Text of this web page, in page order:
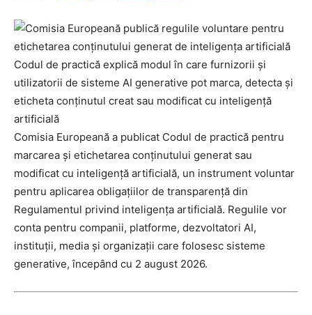
Codul de practică explică modul în care furnizorii și
utilizatorii de sisteme AI generative pot marca, detecta și
eticheta conținutul creat sau modificat cu inteligență
artificială
Comisia Europeană a publicat Codul de practică pentru
marcarea și etichetarea conținutului generat sau
modificat cu inteligență artificială, un instrument voluntar
pentru aplicarea obligațiilor de transparență din
Regulamentul privind inteligența artificială. Regulile vor
conta pentru companii, platforme, dezvoltatori AI,
instituții, media și organizații care folosesc sisteme
generative, începând cu 2 august 2026.